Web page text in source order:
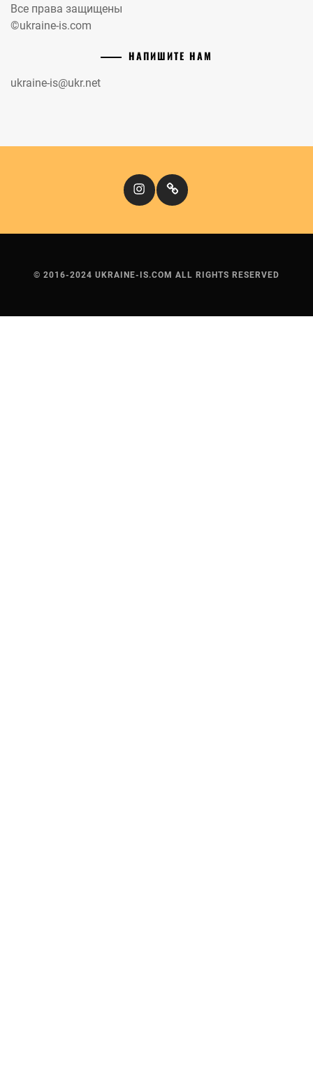
Все права защищены
©ukraine-is.com
НАПИШИТЕ НАМ
ukraine-is@ukr.net
InstagramКіномандри
© 2016-2024 UKRAINE-IS.COM ALL RIGHTS RESERVED